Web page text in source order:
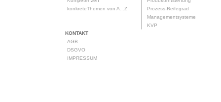
konkreteThemen von A...Z
Prozess-Reifegrad
Managementsysteme
KVP
KONTAKT
AGB
DSGVO
IMPRESSUM